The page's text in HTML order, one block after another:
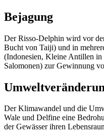
Bejagung
Der Risso-Delphin wird vor
Bucht von Taiji) und in
(Indonesien, Kleine Antillen
Salomonen) zur Gewinnung
Der Klimawandel und die
Wale und Delfine eine
der Gewässer ihren